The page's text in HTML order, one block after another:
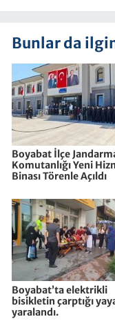
Bunlar da
Boyabat İlçe
Komutanlığı Yeni
Binası Törenle Açıldı
Boyabat’ta elektrikli
bisikletin çarptığı
yaralandı.